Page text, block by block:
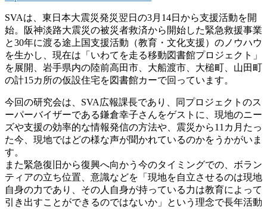
SVAは、東日本大震災発災翌日の3月14日から支援活動を開
始。阪神淡路大震災の被災者救済から開始した緊急救援事業
と30年に渡る途上国支援活動（教育・文化支援）のノウハウ
を生かし、現在は「いわてを走る移動図書館プロジェクト」
を展開、岩手県内の陸前高田市、大船渡市、大槌町、山田町
の計15カ所の仮設住宅を図書館カーで回っています。
今回の研究会は、SVA広報課長であり、同プロジェクトのス
ーパーバイザーである鎌倉幸子さんをゲストに、現地のニー
ズや支援の効率的な情報発信の方法や、震災から11カ月たっ
た今、現地ではどの様な声が聞かれているのかをうかがいま
す。
また緊急復旧から復興へ向かう今のタイミングでの、ボラン
ティアの立ち位置、意識などを「現地を自立させるのは現地
自身の力であり、その人自身が持っている力は教育によって
引き出すことができるのではないか」という理念で長年活動